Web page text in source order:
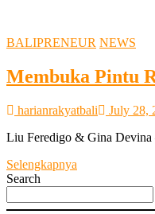
BALIPRENEUR NEWS
Membuka Pintu
harianrakyatbali July 28,
Liu Feredigo & Gina Devina
Selengkapnya
di
Search